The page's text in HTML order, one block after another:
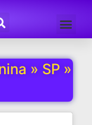
» SP »